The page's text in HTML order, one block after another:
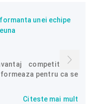
unei echipe
competitiv si
pentru ca se
Citeste mai mult